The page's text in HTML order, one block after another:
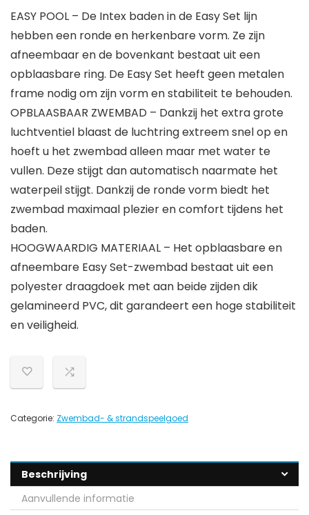
EASY POOL – De Intex baden in de Easy Set lijn
hebben een ronde en herkenbare vorm. Ze zijn
afneembaar en de bovenkant bestaat uit een
opblaasbare ring. De Easy Set heeft geen metalen
frame nodig om zijn vorm en stabiliteit te behouden.
OPBLAASBAAR ZWEMBAD – Dankzij het extra grote
luchtventiel blaast de luchtring extreem snel op en
hoeft u het zwembad alleen maar met water te
vullen. Deze stijgt dan automatisch naarmate het
waterpeil stijgt. Dankzij de ronde vorm biedt het
zwembad maximaal plezier en comfort tijdens het
baden.
HOOGWAARDIG MATERIAAL – Het opblaasbare en
afneembare Easy Set-zwembad bestaat uit een
polyester draagdoek met aan beide zijden dik
gelamineerd PVC, dit garandeert een hoge stabiliteit
en veiligheid.
Categorie: Zwembad- & strandspeelgoed
Beschrijving
Aanvullende informatie